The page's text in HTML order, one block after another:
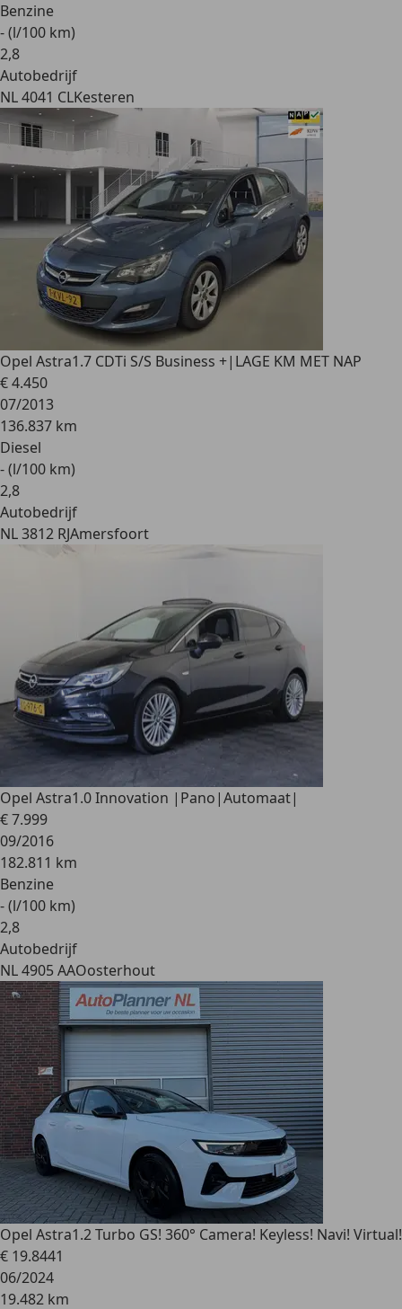
Benzine
- (l/100 km)
2,8
Autobedrijf
NL 4041 CLKesteren
Opel Astra1.7 CDTi S/S Business +|LAGE KM MET NAP
€ 4.450
07/2013
136.837 km
Diesel
- (l/100 km)
2,8
Autobedrijf
NL 3812 RJAmersfoort
Opel Astra1.0 Innovation |Pano|Automaat|
€ 7.999
09/2016
182.811 km
Benzine
- (l/100 km)
2,8
Autobedrijf
NL 4905 AAOosterhout
Opel Astra1.2 Turbo GS! 360° Camera! Keyless! Navi! Virtual!
€ 19.8441
06/2024
19.482 km